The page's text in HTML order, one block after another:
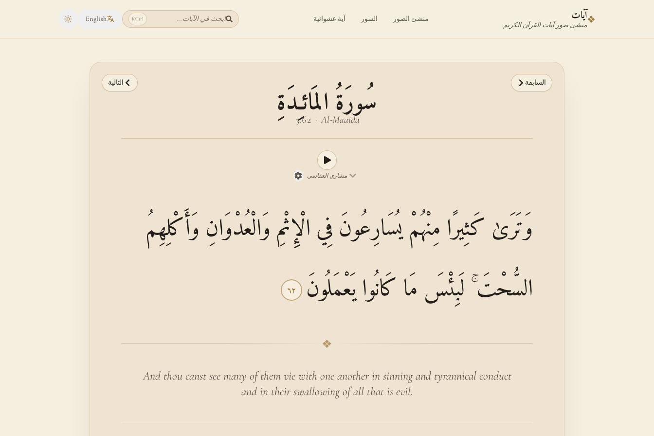
❖آيات
منشئ صور آيات القرآن الكريم
منشئ الصور السور آية عشوائية ابحث في الآيات... Ctrl
K
English
Toggle theme
السابقة التالية
سُورَةُ المَائـِدَةِ
Al-Maaida
·
5:62
مشاري العفاسي
وَتَرَىٰ كَثِيرًا مِنْهُمْ يُسَارِعُونَ فِي الْإِثْمِ وَالْعُدْوَانِ وَأَكْلِهِمُ
السُّحْتَ ۚ لَبِئْسَ مَا كَانُوا يَعْمَلُونَ ٦٢
❖
And thou canst see many of them vie with one another in sinning and tyrannical conduct
and in their swallowing of all that is evil.